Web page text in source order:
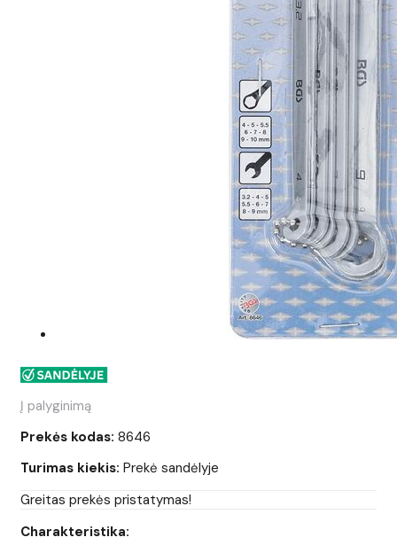
Į palyginimą
Prekės kodas: 8646
Turimas kiekis: Prekė sandėlyje
Greitas prekės pristatymas!
Charakteristika: